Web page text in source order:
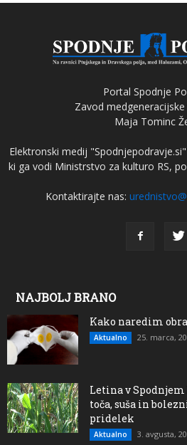
Portal Spodnje
Zavod
Maja Tominc
Elektronski medij
ki ga vodi Ministrstvo za kulturo RS,
Kontaktirajte nas:
NAJBOLJ BRANO
Kako naredim
Aktualno 25. marca,
Letina v
toča, suša in
pridelek
Aktualno 3. avgusta,